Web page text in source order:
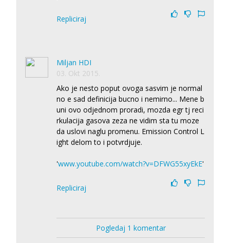
Repliciraj
Miljan HDI
03. Okt 2015.
Ako je nesto poput ovoga sasvim je normal
no e sad definicija bucno i nemirno... Mene b
uni ovo odjednom proradi, mozda egr tj reci
rkulacija gasova zeza ne vidim sta tu moze
da uslovi naglu promenu. Emission Control L
ight delom to i potvrdjuje.
'www.youtube.com/watch?v=DFWG55xyEkE'
Repliciraj
Pogledaj 1 komentar